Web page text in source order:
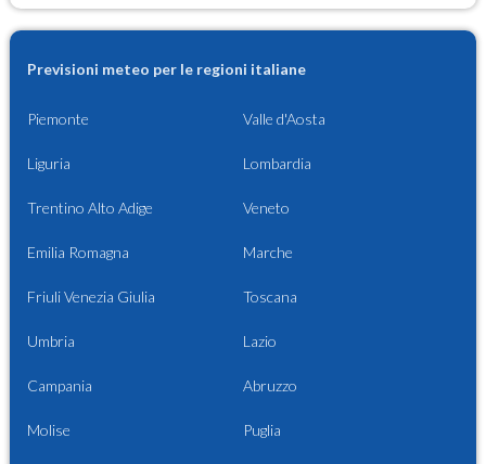
Previsioni meteo per le regioni italiane
Piemonte Valle d'Aosta
Liguria Lombardia
Trentino Alto Adige Veneto
Emilia Romagna Marche
Friuli Venezia Giulia Toscana
Umbria Lazio
Campania Abruzzo
Molise Puglia